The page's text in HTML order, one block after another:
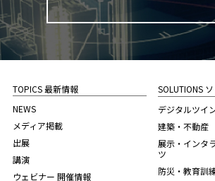
TOPICS 最新情報
NEWS
メディア掲載
出展
講演
ウェビナー 開催情報
SOLUTIONS
デジタルツイ
建築・不動産
展示・インタ
ツ
防災・教育訓